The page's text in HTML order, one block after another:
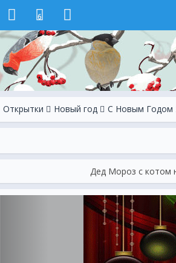
6
Открытки Новый год С Новым Годом
Дед Мороз с котом